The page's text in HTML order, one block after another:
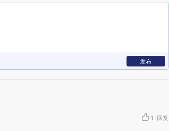
发布
1 · 回复